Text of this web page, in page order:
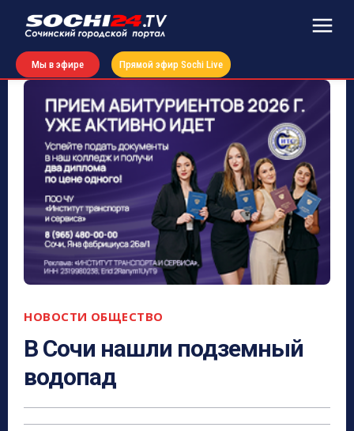
Мы в эфире Прямой эфир Sochi Live
НОВОСТИ ОБЩЕСТВО
В Сочи нашли подземный
водопад